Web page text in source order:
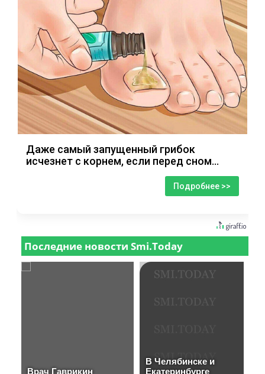
Даже самый запущенный грибок
исчезнет с корнем, если перед сном…
Подробнее >>